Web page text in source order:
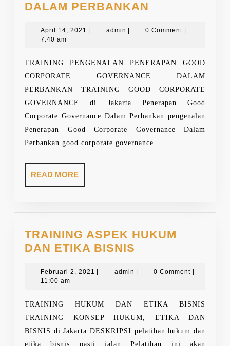
DALAM PERBANKAN
GOOD
DALAM
PERBANKAN
April 14, 2021 April
| admin admin
| 0 Comment |
7:40 am
TRAINING PENGENALAN PENERAPAN GOOD
CORPORATE GOVERNANCE DALAM
PERBANKAN TRAINING GOOD CORPORATE
GOVERNANCE di Jakarta Penerapan Good
Corporate Governance Dalam Perbankan pengenalan
Penerapan Good Corporate Governance Dalam
Perbankan good corporate governance
READ MOREREAD
MORE
TRAINING ASPEK HUKUM
DAN ETIKA BISNIS
HUKUM
ETIKA
BISNIS
Februari 2, 2021 Februariadmin admin0 Comment
11:00 am
TRAINING HUKUM DAN ETIKA BISNIS
TRAINING KONSEP HUKUM, ETIKA DAN
BISNIS di Jakarta DESKRIPSI pelatihan hukum dan
etika bisnis pasti jalan Pelatihan ini akan